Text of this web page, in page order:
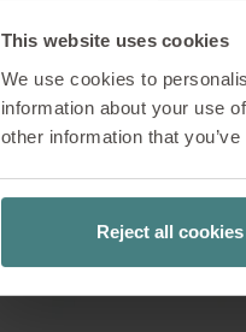
This website uses cookies
We use cookies to
information about your use
other information that
Reject all cookies